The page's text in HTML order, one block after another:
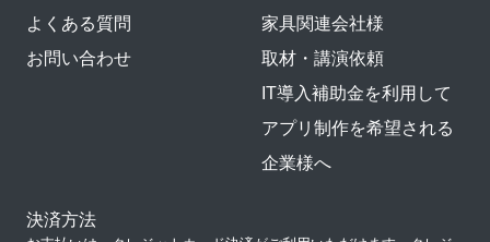
よくある質問
お問い合わせ
家具関連会社様
取材・講演依頼
IT導入補助金を利用して
アプリ制作を希望される
企業様へ
決済方法